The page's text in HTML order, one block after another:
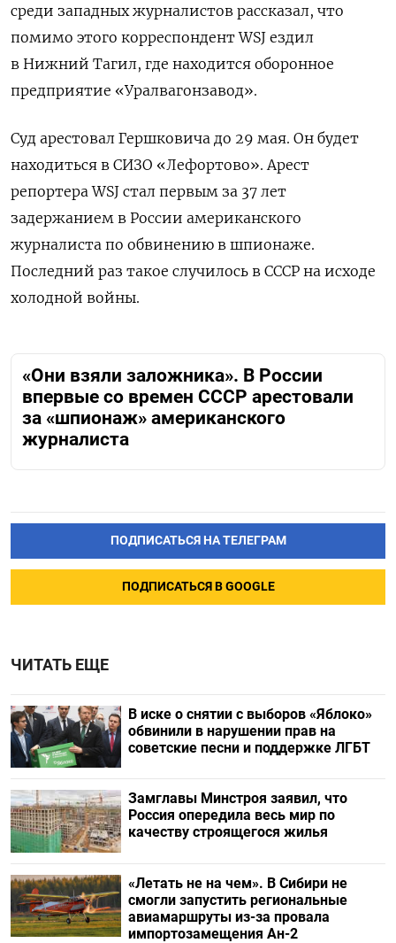
среди западных журналистов рассказал, что
помимо этого корреспондент WSJ ездил
в Нижний Тагил, где находится оборонное
предприятие «Уралвагонзавод».
Суд арестовал Гершковича до 29 мая. Он будет
находиться в СИЗО «Лефортово». Арест
репортера WSJ стал первым за 37 лет
задержанием в России американского
журналиста по обвинению в шпионаже.
Последний раз такое случилось в СССР на исходе
холодной войны.
«Они взяли заложника». В России
впервые со времен СССР арестовали
за «шпионаж» американского
журналиста
ПОДПИСАТЬСЯ НА ТЕЛЕГРАМ
ПОДПИСАТЬСЯ В GOOGLE
ЧИТАТЬ ЕЩЕ
В иске о снятии с выборов «Яблоко»
обвинили в нарушении прав на
советские песни и поддержке ЛГБТ
Замглавы Минстроя заявил, что
Россия опередила весь мир по
качеству строящегося жилья
«Летать не на чем». В Сибири не
смогли запустить региональные
авиамаршруты из-за провала
импортозамещения Ан-2